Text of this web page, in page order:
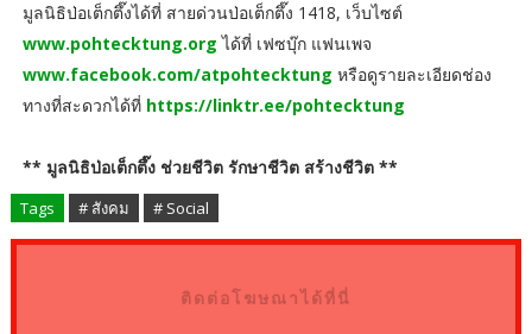
มูลนิธิป่อเต็กตึ๊งได้ที่ สายด่วนป่อเต็กตึ๊ง 1418, เว็บไซต์
www.pohtecktung.org ได้ที่ เฟซบุ๊ก แฟนเพจ
www.facebook.com/atpohtecktung หรือดูรายละเอียดช่อง
ทางที่สะดวกได้ที่ https://linktr.ee/pohtecktung
** มูลนิธิป่อเต็กตึ๊ง ช่วยชีวิต รักษาชีวิต สร้างชีวิต **
Tags # สังคม # Social
ติดต่อโฆษณาได้ที่นี่